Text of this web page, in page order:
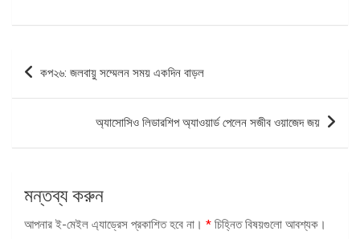
পোস্ট
কপ২৬: জলবায়ু সম্মেলন সময় একদিন বাড়ল
অ্যাসোসিও লিডারশিপ অ্যাওয়ার্ড পেলেন সজীব ওয়াজেদ জয়
মন্তব্য করুন
আপনার ই-মেইল এ্যাড্রেস প্রকাশিত হবে না। * চিহ্নিত বিষয়গুলো আবশ্যক।